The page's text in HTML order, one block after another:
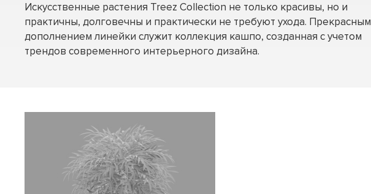
Искусственные растения Treez Collection не только красивы, но и
практичны, долговечны и практически не требуют ухода. Прекрасным
дополнением линейки служит коллекция кашпо, созданная с учетом
трендов современного интерьерного дизайна.